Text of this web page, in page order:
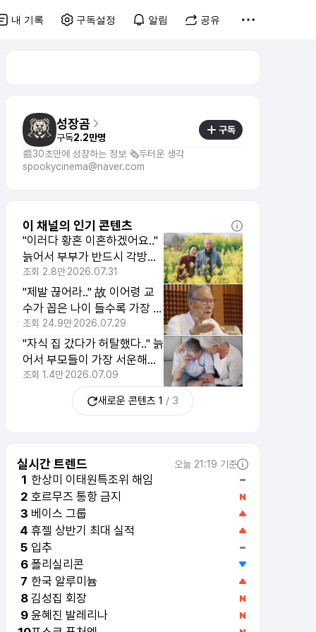
내 기록 구독설정 알림 공유
성장곰
구독2.2만명
구독
📰30초만에 성장하는 정보 🗞️두터운 생각
spookycinema@naver.com
이 채널의 인기 콘텐츠
"이러다 황혼 이혼하겠어요.."
늙어서 부부가 반드시 각방을
써야하는 이유
조회 2.8만2026.07.31
"제발 끊어라.." 故 이어령 교
수가 꼽은 나이 들수록 가장 쓸
모없는 습관 1위
조회 24.9만2026.07.29
"자식 집 갔다가 허탈했다.." 늙
어서 부모들이 가장 서운해하
는 순간 1위
조회 1.4만2026.07.09
새로운 콘텐츠 1 / 3
실시간 트렌드 오늘 21:19 기준
1 한상미 이태원특조위 해임
2 호르무즈 통항 금지
3 베이스 그룹
4 휴젤 상반기 최대 실적
5 입추
6 폴리실리콘
7 한국 알루미늄
8 김성집 회장
9 윤혜진 발레리나